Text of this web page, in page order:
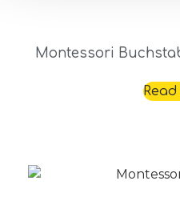
Montessori